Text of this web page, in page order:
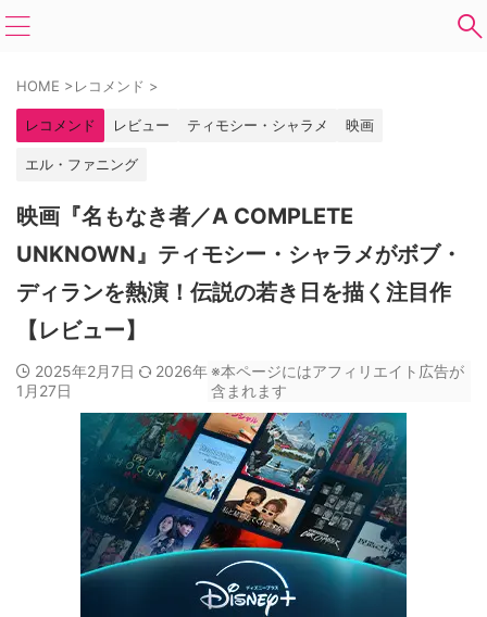
HOME >レコメンド >
レコメンド レビュー ティモシー・シャラメ 映画
エル・ファニング
映画『名もなき者／A COMPLETE
UNKNOWN』ティモシー・シャラメがボブ・
ディランを熱演！伝説の若き日を描く注目作
【レビュー】
2025年2月7日
2026年
1月27日
※本ページにはアフィリエイト広告が
含まれます